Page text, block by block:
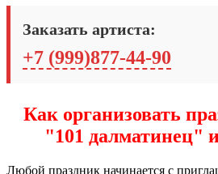
Заказать артиста:
+7 (999)877-44-90
Как организовать
"101 далматинец"
Любой праздник начинается с